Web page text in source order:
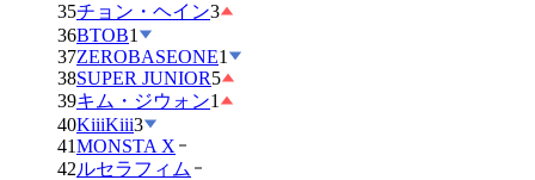
35チョン・ヘイン3
36BTOB1
37ZEROBASEONE1
38SUPER JUNIOR5
39キム・ジウォン1
40KiiiKiii3
41MONSTA X
42ルセラフィム